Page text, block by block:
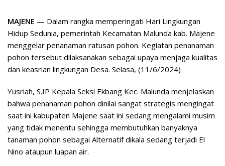
MAJENE — Dalam rangka memperingati Hari Lingkungan
Hidup Sedunia, pemerintah Kecamatan Malunda kab. Majene
menggelar penanaman ratusan pohon. Kegiatan penanaman
pohon tersebut dilaksanakan sebagai upaya menjaga kualitas
dan keasrian lingkungan Desa. Selasa, (11/6/2024)
Yusriah, S.IP Kepala Seksi Ekbang Kec. Malunda menjelaskan
bahwa penanaman pohon dinilai sangat strategis mengingat
saat ini kabupaten Majene saat ini sedang mengalami musim
yang tidak menentu sehingga membutuhkan banyaknya
tanaman pohon sebagai Alternatif dikala sedang terjadi El
Nino ataupun luapan air.